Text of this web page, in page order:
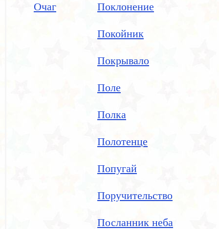
Очаг Поклонение
Покойник
Покрывало
Поле
Полка
Полотенце
Попугай
Поручительство
Посланник неба